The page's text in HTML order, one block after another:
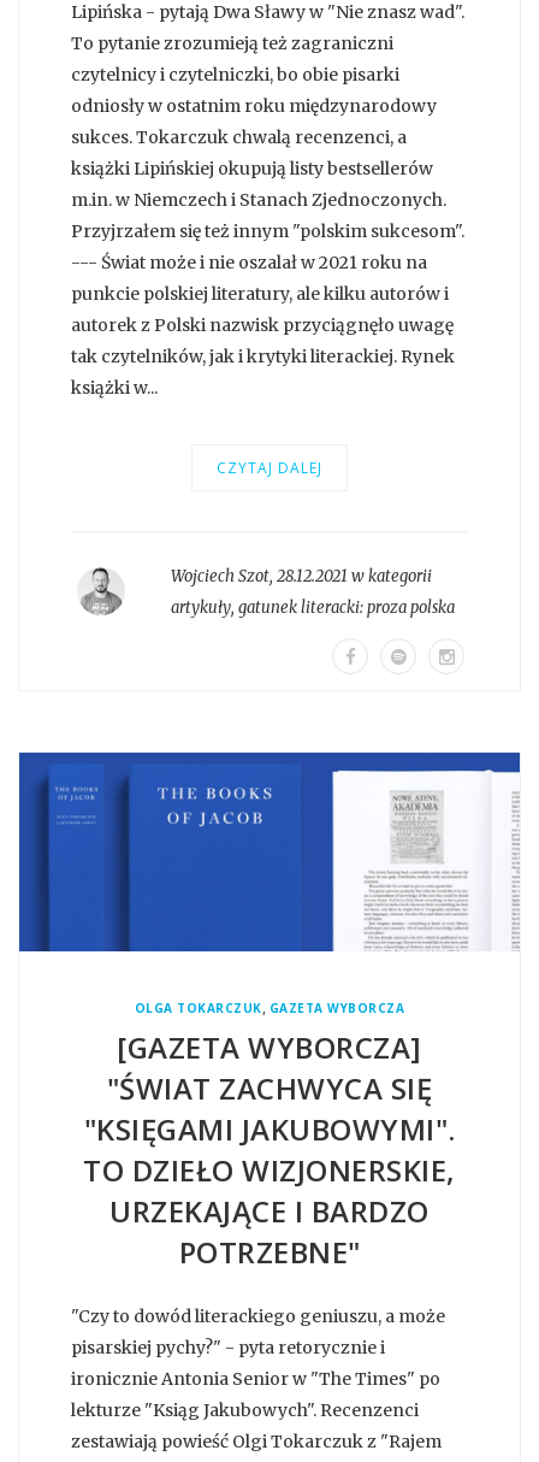
Lipińska - pytają Dwa Sławy w "Nie znasz wad".
To pytanie zrozumieją też zagraniczni
czytelnicy i czytelniczki, bo obie pisarki
odniosły w ostatnim roku międzynarodowy
sukces. Tokarczuk chwalą recenzenci, a
książki Lipińskiej okupują listy bestsellerów
m.in. w Niemczech i Stanach Zjednoczonych.
Przyjrzałem się też innym "polskim sukcesom".
--- Świat może i nie oszalał w 2021 roku na
punkcie polskiej literatury, ale kilku autorów i
autorek z Polski nazwisk przyciągnęło uwagę
tak czytelników, jak i krytyki literackiej. Rynek
książki w...
CZYTAJ DALEJ
Wojciech Szot, 28.12.2021 w kategorii
artykuły, gatunek literacki:proza polska
OLGA TOKARCZUK, GAZETA WYBORCZA
[GAZETA WYBORCZA]
"ŚWIAT ZACHWYCA SIĘ
"KSIĘGAMI JAKUBOWYMI".
TO DZIEŁO WIZJONERSKIE,
URZEKAJĄCE I BARDZO
POTRZEBNE"
"Czy to dowód literackiego geniuszu, a może
pisarskiej pychy?" - pyta retorycznie i
ironicznie Antonia Senior w "The Times" po
lekturze "Ksiąg Jakubowych". Recenzenci
zestawiają powieść Olgi Tokarczuk z "Rajem